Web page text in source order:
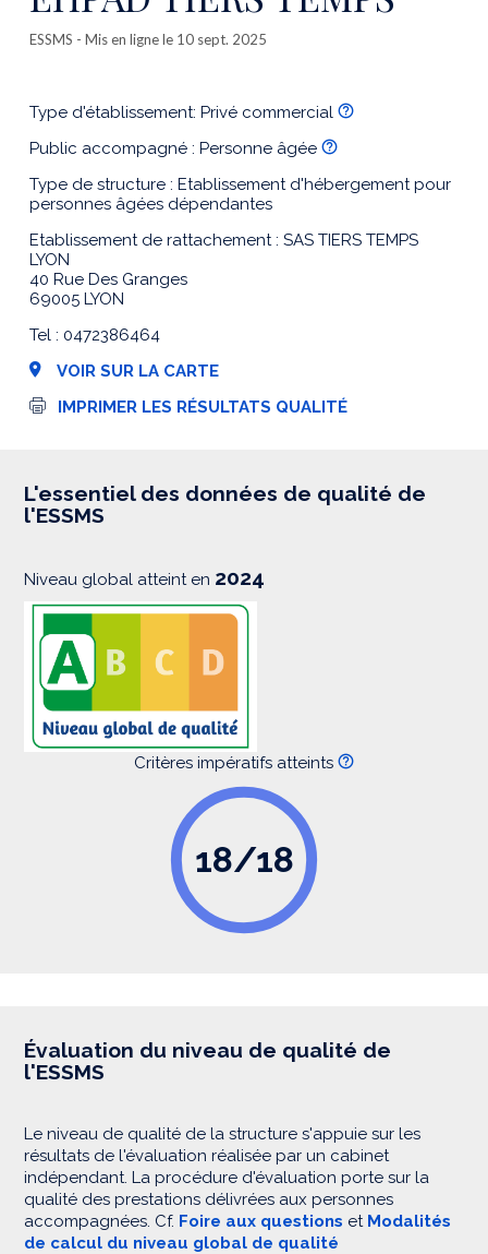
ESSMS - Mis en ligne le 10 sept. 2025
Type d'établissement: Privé commercial
Public accompagné : Personne âgée
Type de structure : Etablissement d'hébergement pour
personnes âgées dépendantes
Etablissement de rattachement : SAS TIERS TEMPS
LYON
40 Rue Des Granges
69005 LYON
Tel : 0472386464
VOIR SUR LA CARTE
I
s
i
IMPRIMER LES RÉSULTATS QUALITÉ
L'essentiel des données de qualité de
l'ESSMS
Niveau global atteint en 2024
Critères impératifs atteints
18/18
Évaluation du niveau de qualité de
l'ESSMS
Le niveau de qualité de la structure s'appuie sur les
résultats de l'évaluation réalisée par un cabinet
indépendant. La procédure d'évaluation porte sur la
qualité des prestations délivrées aux personnes
accompagnées. Cf. Foire aux questions et Modalités
de calcul du niveau global de qualité